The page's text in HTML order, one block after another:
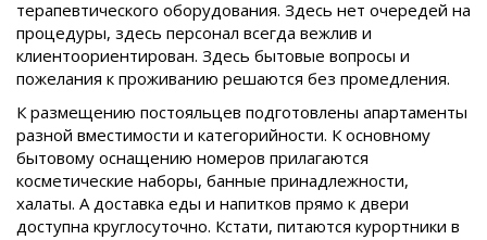
терапевтического оборудования. Здесь нет очередей на
процедуры, здесь персонал всегда вежлив и
клиентоориентирован. Здесь бытовые вопросы и
пожелания к проживанию решаются без промедления.
К размещению постояльцев подготовлены апартаменты
разной вместимости и категорийности. К основному
бытовому оснащению номеров прилагаются
косметические наборы, банные принадлежности,
халаты. А доставка еды и напитков прямо к двери
доступна круглосуточно. Кстати, питаются курортники в